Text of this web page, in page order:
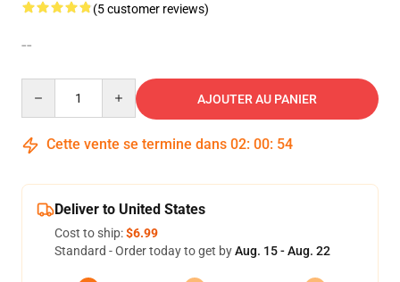
(5 customer reviews)
--
AJOUTER AU PANIER
Cette vente se termine dans 02: 00: 53
Deliver to United States
Cost to ship:$6.99
Standard - Order today to get byAug. 15 - Aug. 22